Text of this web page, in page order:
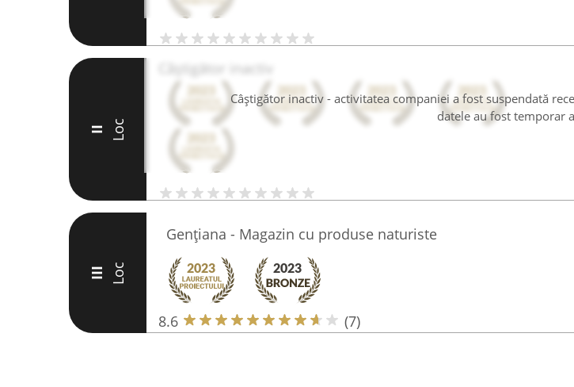
Câștigător inactiv - activitatea companiei a fost suspendată
datele au fost temporar
II Loc
Câștigător inactiv
III Loc
Gențiana - Magazin cu produse naturiste
8.6 (7)